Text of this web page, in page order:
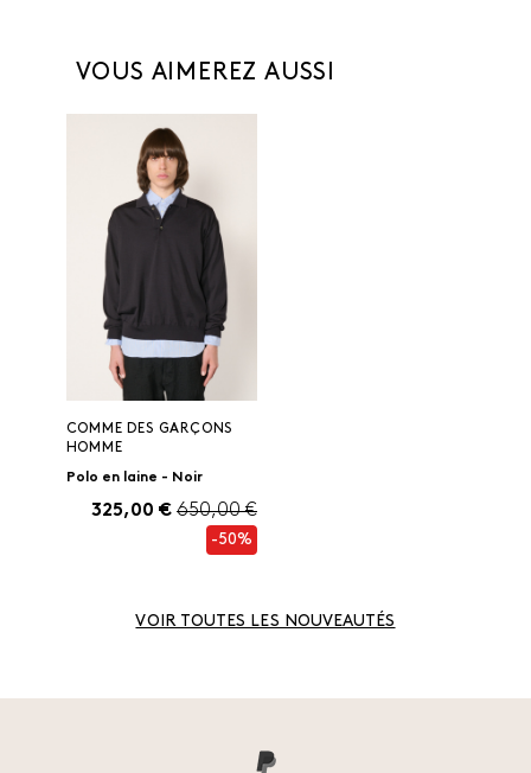
VOUS AIMEREZ AUSSI
COMME DES GARÇONS
HOMME
Polo en laine - Noir
325,00 € 650,00 €
-50%
VOIR TOUTES LES NOUVEAUTÉS